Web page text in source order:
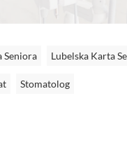
Seniora Lubelska Karta
Stomatolog